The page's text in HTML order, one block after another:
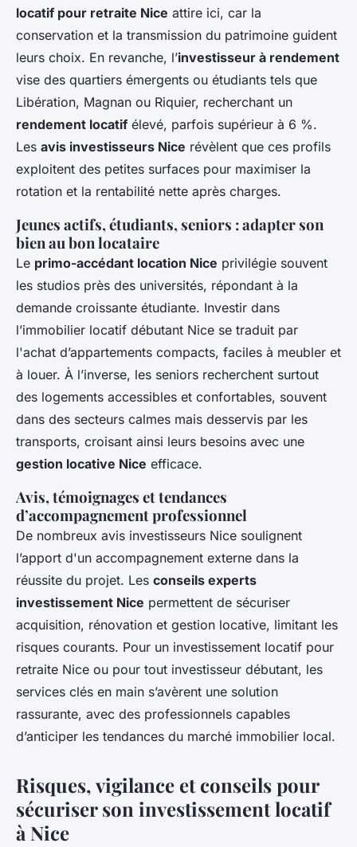
locatif pour retraite Nice attire ici, car la
conservation et la transmission du patrimoine guident
leurs choix. En revanche, l’investisseur à rendement
vise des quartiers émergents ou étudiants tels que
Libération, Magnan ou Riquier, recherchant un
rendement locatif élevé, parfois supérieur à 6 %.
Les avis investisseurs Nice révèlent que ces profils
exploitent des petites surfaces pour maximiser la
rotation et la rentabilité nette après charges.
Jeunes actifs, étudiants, seniors : adapter son
bien au bon locataire
Le primo-accédant location Nice privilégie souvent
les studios près des universités, répondant à la
demande croissante étudiante. Investir dans
l’immobilier locatif débutant Nice se traduit par
l'achat d’appartements compacts, faciles à meubler et
à louer. À l’inverse, les seniors recherchent surtout
des logements accessibles et confortables, souvent
dans des secteurs calmes mais desservis par les
transports, croisant ainsi leurs besoins avec une
gestion locative Nice efficace.
Avis, témoignages et tendances
d’accompagnement professionnel
De nombreux avis investisseurs Nice soulignent
l’apport d'un accompagnement externe dans la
réussite du projet. Les conseils experts
investissement Nice permettent de sécuriser
acquisition, rénovation et gestion locative, limitant les
risques courants. Pour un investissement locatif pour
retraite Nice ou pour tout investisseur débutant, les
services clés en main s’avèrent une solution
rassurante, avec des professionnels capables
d’anticiper les tendances du marché immobilier local.
Risques, vigilance et conseils pour
sécuriser son investissement locatif
à Nice